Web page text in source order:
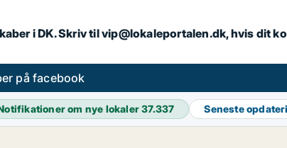
i DK. Skriv til vip@lokaleportalen.dk, hvis dit
på facebook
om nye lokaler37.337 Seneste